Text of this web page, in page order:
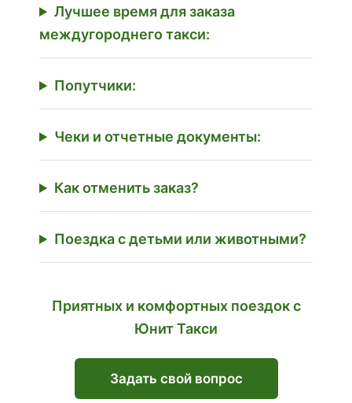
Лучшее время для заказа
междугороднего такси:
Попутчики:
Чеки и отчетные документы:
Как отменить заказ?
Поездка с детьми или животными?
Приятных и комфортных поездок с
Юнит Такси
Задать свой вопрос